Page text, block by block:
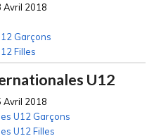
Avril 2018
Garçons
Filles
U12
Avril 2018
U12 Garçons
U12 Filles